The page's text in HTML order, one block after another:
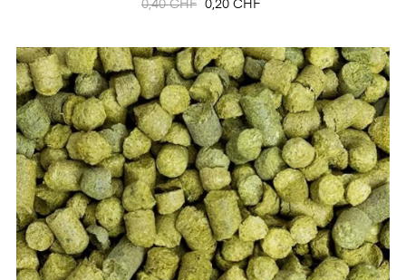
Prix
0,40 CHF Prix
0,20 CHF